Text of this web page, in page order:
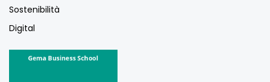
Sostenibilità
Digital